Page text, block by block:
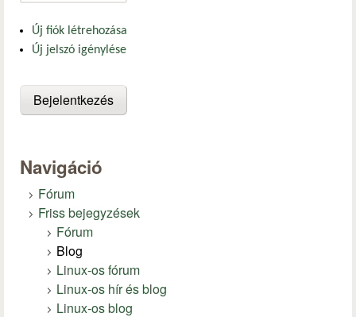
Új fiók létrehozása
Új jelszó igénylése
Navigáció
Fórum
Friss bejegyzések
Fórum
Blog
Linux-os fórum
Linux-os hír és blog
Linux-os blog